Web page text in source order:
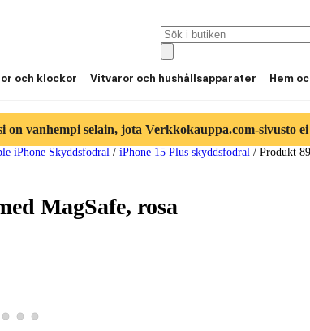
och klockor Vitvaror och hushållsapparater Hem
on vanhempi selain, jota Verkkokauppa.com-sivusto
iPhone Skyddsfodral / iPhone 15 Plus skyddsfodral / Produkt
MagSafe, rosa
1
produktbild 2
Visa produktbild 3
Visa produktbild 4
Visa produktbild 5